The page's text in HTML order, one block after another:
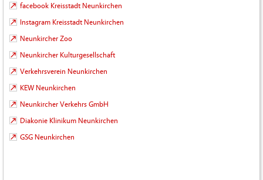
facebook Kreisstadt Neunkirchen
Instagram Kreisstadt Neunkirchen
Neunkircher Zoo
Neunkircher Kulturgesellschaft
Verkehrsverein Neunkirchen
KEW Neunkirchen
Neunkircher Verkehrs GmbH
Diakonie Klinikum Neunkirchen
GSG Neunkirchen